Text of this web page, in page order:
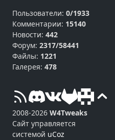
Пользователи: 0/1933
Комментарии: 15140
Новости: 442
Форум: 2317/58441
Файлы: 1221
Галерея: 478
2008-2026 W4Tweaks
Сайт управляется
системой uCoz